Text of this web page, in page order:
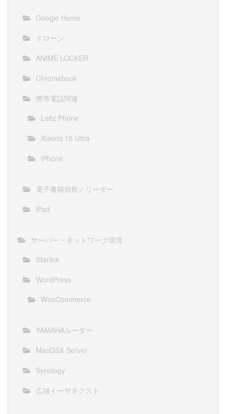
Google Home
ドローン
ANIME LOCKER
Chromebook
携帯電話関連
Leitz Phone
Xiaomi 15 Ultra
iPhone
電子書籍自炊／リーダー
iPad
サーバー・ネットワーク環境
Starlink
WordPress
WooCommerce
YAMAHAルーター
MacOSX Server
Synology
広域イーサネクスト